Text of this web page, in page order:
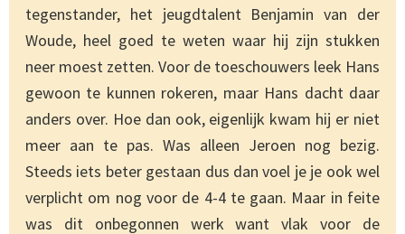
tegenstander, het jeugdtalent Benjamin van der
Woude, heel goed te weten waar hij zijn stukken
neer moest zetten. Voor de toeschouwers leek Hans
gewoon te kunnen rokeren, maar Hans dacht daar
anders over. Hoe dan ook, eigenlijk kwam hij er niet
meer aan te pas. Was alleen Jeroen nog bezig.
Steeds iets beter gestaan dus dan voel je je ook wel
verplicht om nog voor de 4-4 te gaan. Maar in feite
was dit onbegonnen werk want vlak voor de